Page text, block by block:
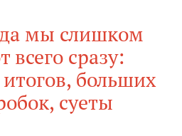
мы слишком
всего сразу:
больших
суеты